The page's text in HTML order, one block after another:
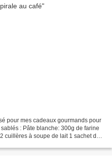
pour mes cadeaux gourmands pour
: Pâte blanche: 300g de farine
cuillères à soupe de lait 1 sachet de